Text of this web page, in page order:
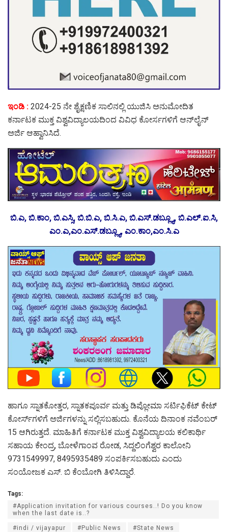
ಇಂಡಿ : 2024-25 ನೇ ಶೈಕ್ಷಣಿಕ ಸಾಲಿನಲ್ಲಿ ಯುಜಿಸಿ ಅನುಮೋದಿತ
ಕರ್ನಾಟಕ ಮುಕ್ತ ವಿಶ್ವವಿದ್ಯಾಲಯದಿಂದ ವಿವಿಧ ಕೋರ್ಸಗಳಿಗೆ ಆನ್‌ಲೈನ್
ಅರ್ಜಿ ಆಹ್ವಾನಿಸಿದೆ.
ಬಿ.ಎ, ಬಿ.ಕಾಂ, ಬಿ.ಎಸ್ಸಿ, ಬಿ.ಬಿ.ಎ, ಬಿ.ಸಿ.ಎ, ಬಿ.ಎಸ್.ಡಬ್ಲ್ಯೂ, ಬಿ.ಎಲ್.ಐ.ಸಿ,
ಎಂ.ಎ,ಎಂ.ಎಸ್.ಡಬ್ಲ್ಯೂ, ಎಂ.ಕಾಂ,ಎಂ.ಸಿ.ಎ
ಹಾಗೂ ಸ್ನಾತಕೋತ್ತರ, ಸ್ನಾತಕಪೂರ್ವ ಮತ್ತು ಡಿಪ್ಲೋಮಾ ಸರ್ಟಿಫಿಕೆಟ್ ಕೇಟ್
ಕೋರ್ಸ್‌ಗಳಿಗೆ ಅರ್ಜಿಗಳನ್ನು ಸಲ್ಲಿಸಬಹುದು. ಕೊನೆಯ ದಿನಾಂಕ ನವೆಂಬರ್
15 ಆಗಿರುತ್ತದೆ. ಮಾಹಿತಿಗೆ ಕರ್ನಾಟಕ ಮುಕ್ತ ವಿಶ್ವವಿದ್ಯಾಲಯ ಕಲಿಕಾರ್ಥಿ
ಸಹಾಯ ಕೇಂದ್ರ, ಬೋಳೆಗಾಂವ ರೋಡ, ಸಿದ್ದಲಿಂಗೆಶ್ವರ ಕಾಲೋನಿ
9731549997, 8495935489 ಸಂಪರ್ಕಿಸಬಹುದು ಎಂದು
ಸಂಯೋಜಕ ಎಸ್. ಬಿ ಕೆಂಬೋಗಿ ತಿಳಿಸಿದ್ದಾರೆ.
Tags:
#Application invitation for various courses..! Do you know
when the last date is..?
#indi / vijayapur #Public News #State News